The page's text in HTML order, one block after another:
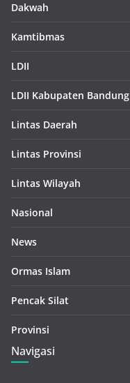
Dakwah
Kamtibmas
LDII
LDII Kabupaten Bandung
Lintas Daerah
Lintas Provinsi
Lintas Wilayah
Nasional
News
Ormas Islam
Pencak Silat
Provinsi
Navigasi